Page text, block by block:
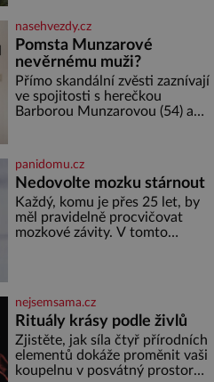
medu – zhruba jednu čajovou
lžičku. Sama o sobě se může
zdát bezvýznamná. Teprve když
se spojí s dalšími desítkami tisíc
příslušnic svého včelstva,
vznikne jeden z
nejdokonalejších organismů
nasehvezdy.cz
Pomsta Munzarové
nevěrnému muži?
Přímo skandální zvěsti zaznívají
ve spojitosti s herečkou
Barborou Munzarovou (54) a
viděna s jakýmsi sympaťákem, s
nímž se velmi družně, až d
panidomu.cz
Nedovolte mozku stárnout
Každý, komu je přes 25 let, by
měl pravidelně procvičovat
mozkové závity. V tomto
marně v paměti lovíte název
knížky, kterou jste nedávno
přečetli. Je to opravdu tak, s
věkem jako kdyby se paměť
rozhodla stávkovat. Cvičte
nejsemsama.cz
Rituály krásy podle živlů
Zjistěte, jak síla čtyř přírodních
elementů dokáže proměnit vaši
koupelnu v posvátný prostor